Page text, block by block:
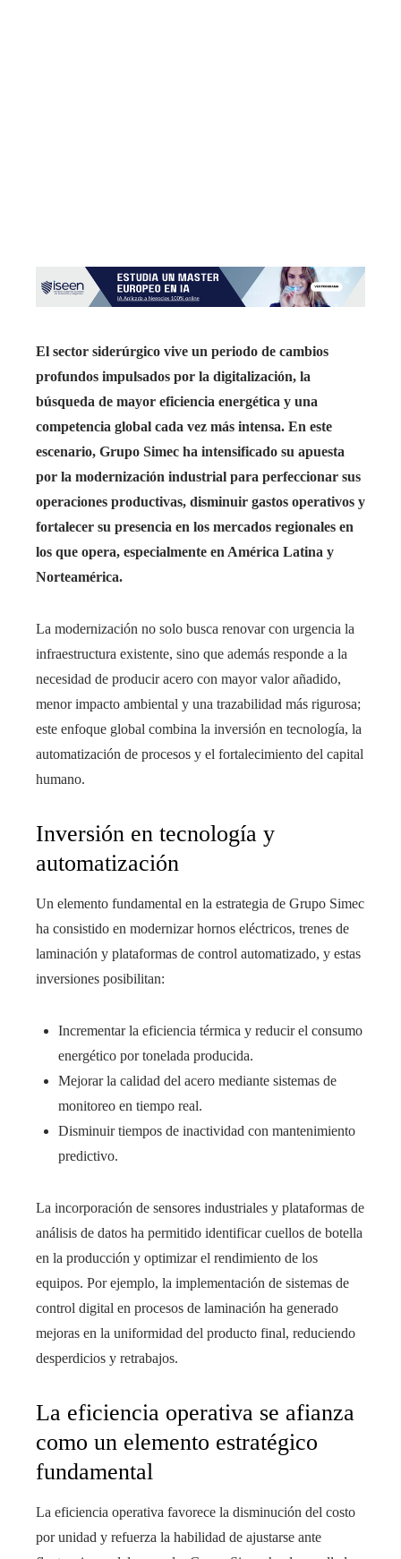
El sector siderúrgico vive un periodo de cambios
profundos impulsados por la digitalización, la
búsqueda de mayor eficiencia energética y una
competencia global cada vez más intensa. En este
escenario, Grupo Simec ha intensificado su apuesta
por la modernización industrial para perfeccionar sus
operaciones productivas, disminuir gastos operativos y
fortalecer su presencia en los mercados regionales en
los que opera, especialmente en América Latina y
Norteamérica.
La modernización no solo busca renovar con urgencia la
infraestructura existente, sino que además responde a la
necesidad de producir acero con mayor valor añadido,
menor impacto ambiental y una trazabilidad más rigurosa;
este enfoque global combina la inversión en tecnología, la
automatización de procesos y el fortalecimiento del capital
humano.
Inversión en tecnología y
automatización
Un elemento fundamental en la estrategia de Grupo Simec
ha consistido en modernizar hornos eléctricos, trenes de
laminación y plataformas de control automatizado, y estas
inversiones posibilitan:
Incrementar la eficiencia térmica y reducir el consumo
energético por tonelada producida.
Mejorar la calidad del acero mediante sistemas de
monitoreo en tiempo real.
Disminuir tiempos de inactividad con mantenimiento
predictivo.
La incorporación de sensores industriales y plataformas de
análisis de datos ha permitido identificar cuellos de botella
en la producción y optimizar el rendimiento de los
equipos. Por ejemplo, la implementación de sistemas de
control digital en procesos de laminación ha generado
mejoras en la uniformidad del producto final, reduciendo
desperdicios y retrabajos.
La eficiencia operativa se afianza
como un elemento estratégico
fundamental
La eficiencia operativa favorece la disminución del costo
por unidad y refuerza la habilidad de ajustarse ante